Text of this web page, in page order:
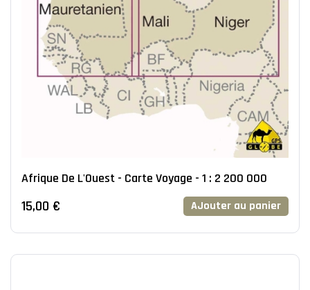
Afrique De L'Ouest - Carte Voyage - 1 : 2 200 000
15,00 € AJouter au panier